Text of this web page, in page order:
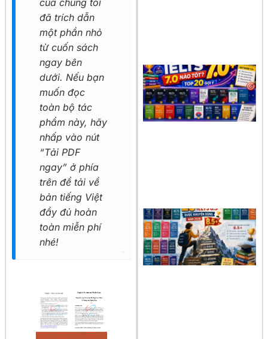
của chúng tôi
đã trích dẫn
một phần nhỏ
từ cuốn sách
ngay bên
dưới. Nếu bạn
muốn đọc
toàn bộ tác
phẩm này, hãy
nhấp vào nút
“Tải PDF
ngay” ở phía
trên để tải về
bản tiếng Việt
đầy đủ hoàn
toàn miễn phí
nhé!